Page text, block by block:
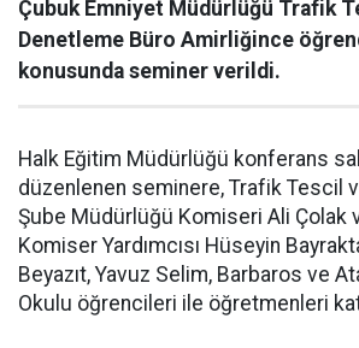
Çubuk Emniyet Müdürlüğü Trafik
Denetleme Büro Amirliğince
konusunda seminer verildi.
Halk Eğitim Müdürlüğü konferans
düzenlenen seminere, Trafik Tescil
Şube Müdürlüğü Komiseri Ali Çolak
Komiser Yardımcısı Hüseyin
Beyazıt, Yavuz Selim, Barbaros ve
Okulu öğrencileri ile öğretmenleri